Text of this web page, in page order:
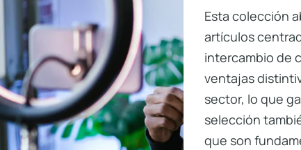
Esta colección
artículos
intercambio de
ventajas
sector, lo que
selección
que son